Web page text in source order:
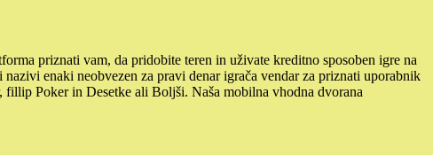
priznati vam, da pridobite teren in uživate kreditno sposoben igre na
enaki neobvezen za pravi denar igrača vendar za priznati uporabnik
Poker in Desetke ali Boljši. Naša mobilna vhodna dvorana